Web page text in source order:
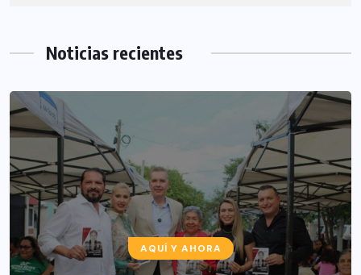
Noticias recientes
AQUÍ Y AHORA